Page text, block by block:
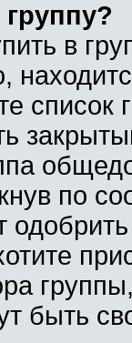
в
список
по
быть